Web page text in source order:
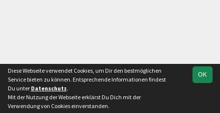
OK
Diese Webseite verwendet Cookies, um Dir den bestmöglichen
Service bieten zu können. Entsprechende Informationen findest
Du unter Datenschutz.
Mit der Nutzung der Webseite erklärst Du Dich mit der
Verwendung von Cookies einverstanden.